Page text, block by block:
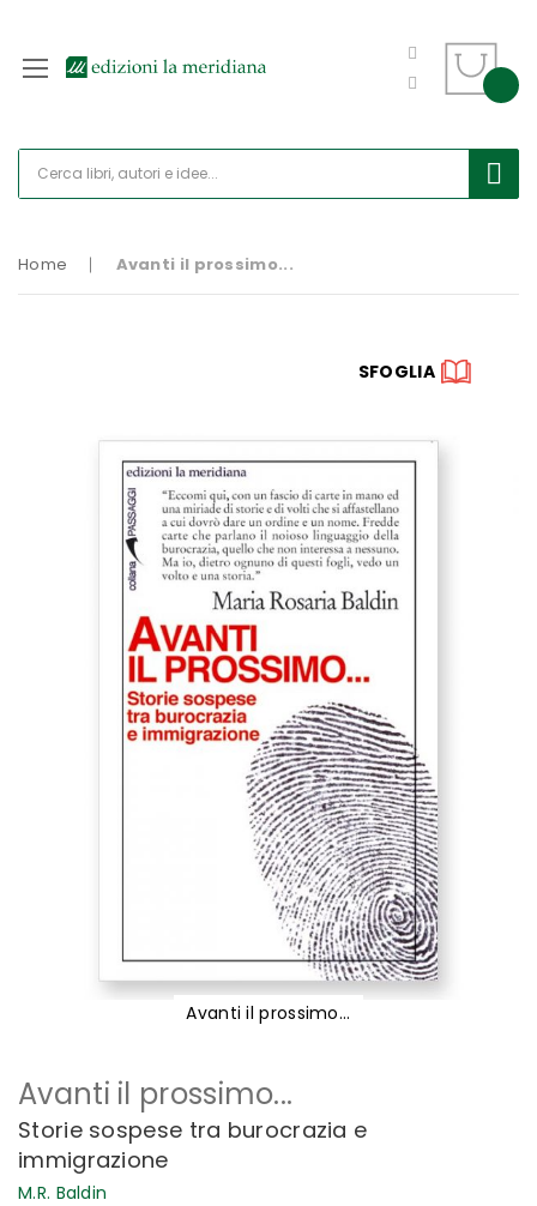
Home Avanti il prossimo...
Avanti il prossimo...
Storie sospese tra burocrazia e
immigrazione
M.R. Baldin
SFOGLIA
Avanti il prossimo...
all'inizio
galleria
di
immagini